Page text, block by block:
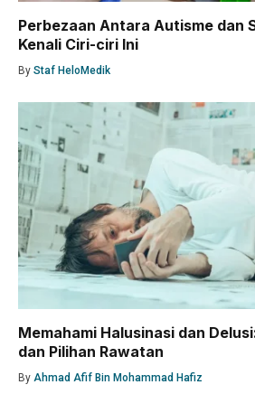
Perbezaan Antara Autisme dan
Kenali Ciri-ciri Ini
By Staf HeloMedik
Memahami Halusinasi dan
dan Pilihan Rawatan
By Ahmad Afif Bin Mohammad Hafiz